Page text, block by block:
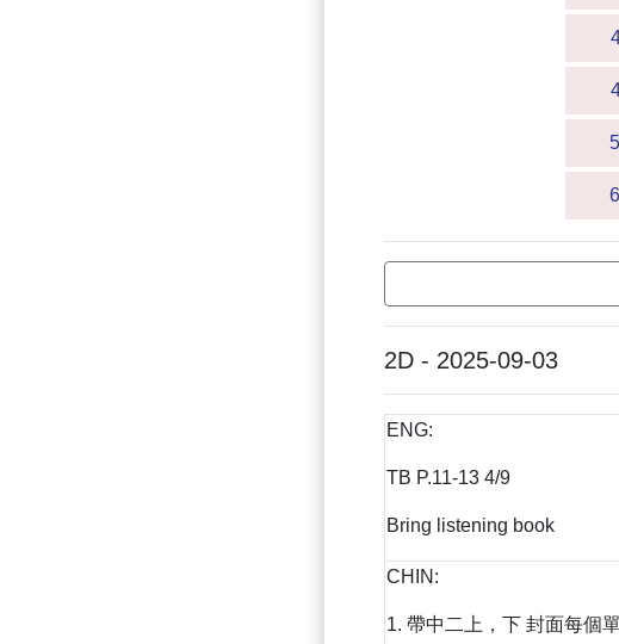
2D - 2025-09-03
ENG:
TB P.11-13 4/9
Bring listening book
CHIN:
1. 帶中二上，下 封面每個